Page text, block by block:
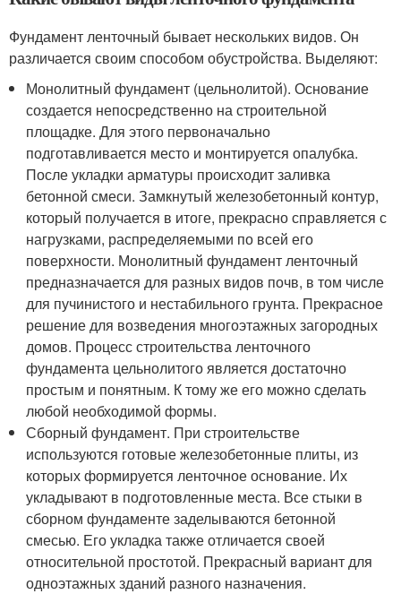
Фундамент ленточный бывает нескольких видов. Он
различается своим способом обустройства. Выделяют:
Монолитный фундамент (цельнолитой). Основание
создается непосредственно на строительной
площадке. Для этого первоначально
подготавливается место и монтируется опалубка.
После укладки арматуры происходит заливка
бетонной смеси. Замкнутый железобетонный контур,
который получается в итоге, прекрасно справляется с
нагрузками, распределяемыми по всей его
поверхности. Монолитный фундамент ленточный
предназначается для разных видов почв, в том числе
для пучинистого и нестабильного грунта. Прекрасное
решение для возведения многоэтажных загородных
домов. Процесс строительства ленточного
фундамента цельнолитого является достаточно
простым и понятным. К тому же его можно сделать
любой необходимой формы.
Сборный фундамент. При строительстве
используются готовые железобетонные плиты, из
которых формируется ленточное основание. Их
укладывают в подготовленные места. Все стыки в
сборном фундаменте заделываются бетонной
смесью. Его укладка также отличается своей
относительной простотой. Прекрасный вариант для
одноэтажных зданий разного назначения.